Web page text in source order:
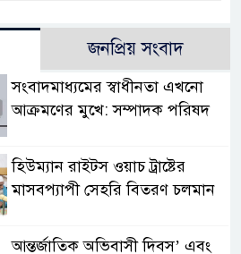
জনপ্রিয় সংবাদ
সংবাদমাধ্যমের স্বাধীনতা এখনো
আক্রমণের মুখে: সম্পাদক পরিষদ
হিউম্যান রাইটস ওয়াচ ট্রাষ্টের
মাসবপ্যাপী সেহরি বিতরণ চলমান
আন্তর্জাতিক অভিবাসী দিবস’ এবং